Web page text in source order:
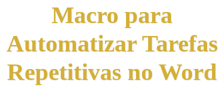
Macro para
Automatizar Tarefas
Repetitivas no Word